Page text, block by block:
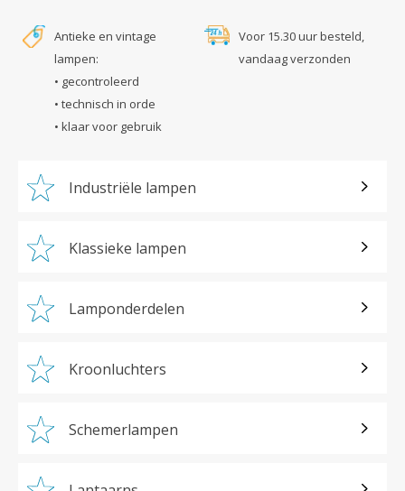
Antieke en vintage
lampen:
• gecontroleerd
• technisch in orde
• klaar voor gebruik
Voor 15.30 uur besteld,
vandaag verzonden
Industriële lampen
Klassieke lampen
Lamponderdelen
Kroonluchters
Schemerlampen